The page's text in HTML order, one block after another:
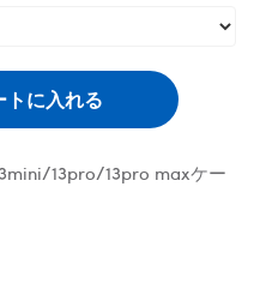
トに入れる
13pro/13pro maxケー